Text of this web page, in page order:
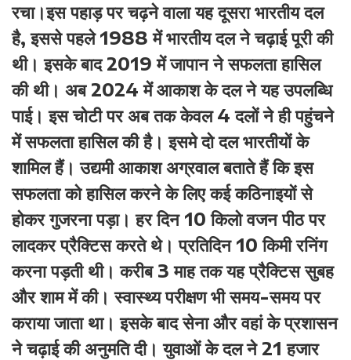
रचा।इस पहाड़ पर चढ़ने वाला यह दूसरा भारतीय दल
है, इससे पहले 1988 में भारतीय दल ने चढ़ाई पूरी की
थी। इसके बाद 2019 में जापान ने सफलता हासिल
की थी। अब 2024 में आकाश के दल ने यह उपलब्धि
पाई। इस चोटी पर अब तक केवल 4 दलों ने ही पहुंचने
में सफलता हासिल की है। इसमे दो दल भारतीयों के
शामिल हैं। उद्यमी आकाश अग्रवाल बताते हैं कि इस
सफलता को हासिल करने के लिए कई कठिनाइयों से
होकर गुजरना पड़ा। हर दिन 10 किलो वजन पीठ पर
लादकर प्रैक्टिस करते थे। प्रतिदिन 10 किमी रनिंग
करना पड़ती थी। करीब 3 माह तक यह प्रैक्टिस सुबह
और शाम में की। स्वास्थ्य परीक्षण भी समय-समय पर
कराया जाता था। इसके बाद सेना और वहां के प्रशासन
ने चढ़ाई की अनुमति दी। युवाओं के दल ने 21 हजार